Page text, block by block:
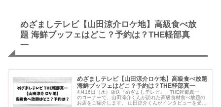
めざましテレビ【山田涼介ロケ地】高級食べ放
題 海鮮ブッフェはどこ？予約は？THE軽部真
一
めざましテレビ【山田涼介ロケ地】高級食べ放題
海鮮ブッフェはどこ？予約は？THE軽部真一
4月16日（水）放送『めざましテレビ』「THE軽部真一」
のコーナーで、山田涼介くんが訪れた高級食材食べ放題の
お店をご紹介します。 山田涼介くんがインタビューを受け